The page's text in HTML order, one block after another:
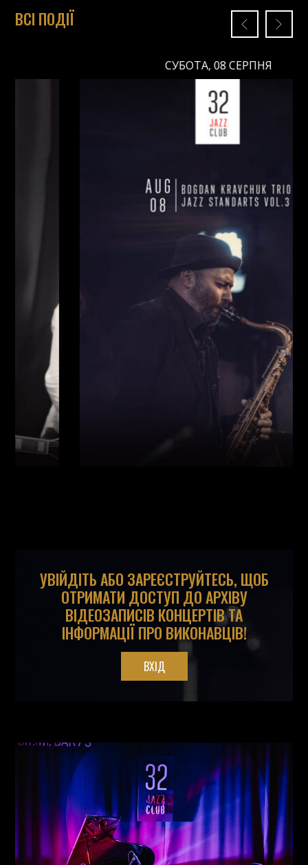
ВСІ ПОДІЇ
СУБОТА, 08 СЕРПНЯ
Богдан Кравчук (Саксофон,) /Олег
Олександр Ємець (Контрабас
УВІЙДІТЬ АБО ЗАРЕЄСТРУЙТЕСЬ, ЩОБ
ОТРИМАТИ ДОСТУП ДО АРХІВУ
ВІДЕОЗАПИСІВ КОНЦЕРТІВ ТА
ІНФОРМАЦІЇ ПРО ВИКОНАВЦІВ!
ВХІД